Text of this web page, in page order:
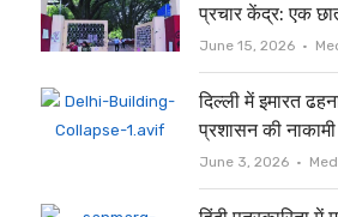
प्रचार केंद्र: एक
June 15, 2026
दिल्ली में इमारत
प्रशासन की
June 3, 2026